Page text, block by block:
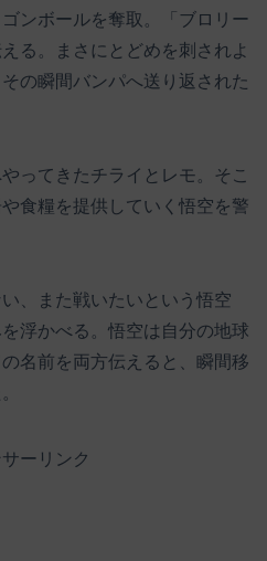
ンボールを奪取。「ブロリー
る。まさにとどめを刺されよ
の瞬間バンパへ送り返された
ってきたチライとレモ。そこ
食糧を提供していく悟空を警
、また戦いたいという悟空
浮かべる。悟空は自分の地球
名前を両方伝えると、瞬間移
ーリンク